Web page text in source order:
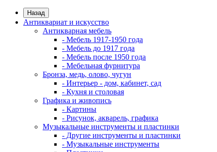
Назад
Антиквариат и искусство
Антикварная мебель
- Мебель 1917-1950 года
- Мебель до 1917 года
- Мебель после 1950 года
- Мебельная фурнитура
Бронза, медь, олово, чугун
- Интерьер - дом, кабинет, сад
- Кухня и столовая
Графика и живопись
- Картины
- Рисунок, акварель, графика
Музыкальные инструменты и пластинки
- Другие инструменты и пластинки
- Музыкальные инструменты